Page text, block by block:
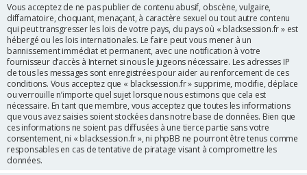
Vous acceptez de ne pas publier de contenu abusif, obscène, vulgaire,
diffamatoire, choquant, menaçant, à caractère sexuel ou tout autre contenu
qui peut transgresser les lois de votre pays, du pays où « blacksession.fr » est
hébergé ou les lois internationales. Le faire peut vous mener à un
bannissement immédiat et permanent, avec une notification à votre
fournisseur d’accès à Internet si nous le jugeons nécessaire. Les adresses IP
de tous les messages sont enregistrées pour aider au renforcement de ces
conditions. Vous acceptez que « blacksession.fr » supprime, modifie, déplace
ou verrouille n’importe quel sujet lorsque nous estimons que cela est
nécessaire. En tant que membre, vous acceptez que toutes les informations
que vous avez saisies soient stockées dans notre base de données. Bien que
ces informations ne soient pas diffusées à une tierce partie sans votre
consentement, ni « blacksession.fr », ni phpBB ne pourront être tenus comme
responsables en cas de tentative de piratage visant à compromettre les
données.